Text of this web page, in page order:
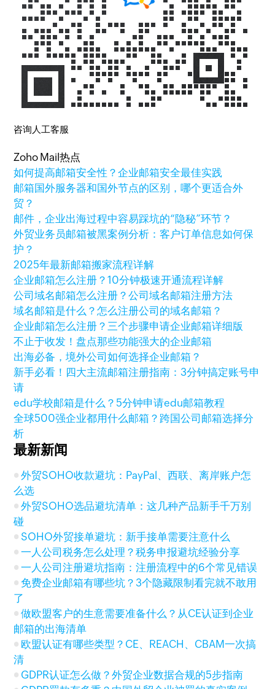
咨询人工客服
Zoho Mail热点
如何提高邮箱安全性？企业邮箱安全最佳实践
邮箱国外服务器和国外节点的区别，哪个更适合外
贸？
邮件，企业出海过程中容易踩坑的“隐秘”环节？
外贸业务员邮箱被黑案例分析：客户订单信息如何保
护？
2025年最新邮箱搬家流程详解
企业邮箱怎么注册？10分钟极速开通流程详解
公司域名邮箱怎么注册？公司域名邮箱注册方法
域名邮箱是什么？怎么注册公司的域名邮箱？
企业邮箱怎么注册？三个步骤申请企业邮箱详细版
不止于收发！盘点那些功能强大的企业邮箱
出海必备，境外公司如何选择企业邮箱？
新手必看！四大主流邮箱注册指南：3分钟搞定账号申
请
edu学校邮箱是什么？5分钟申请edu邮箱教程
全球500强企业都用什么邮箱？跨国公司邮箱选择分
析
最新新闻
外贸SOHO收款避坑：PayPal、西联、离岸账户怎
么选
外贸SOHO选品避坑清单：这几种产品新手千万别
碰
SOHO外贸接单避坑：新手接单需要注意什么
一人公司税务怎么处理？税务申报避坑经验分享
一人公司注册避坑指南：注册流程中的6个常见错误
免费企业邮箱有哪些坑？3个隐藏限制看完就不敢用
了
做欧盟客户的生意需要准备什么？从CE认证到企业
邮箱的出海清单
欧盟认证有哪些类型？CE、REACH、CBAM一次搞
清
GDPR认证怎么做？外贸企业数据合规的5步指南